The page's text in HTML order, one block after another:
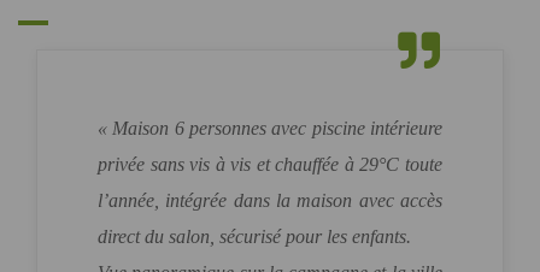
« Maison 6 personnes avec piscine intérieure
privée sans vis à vis et chauffée à 29°C toute
l’année, intégrée dans la maison avec accès
direct du salon, sécurisé pour les enfants.